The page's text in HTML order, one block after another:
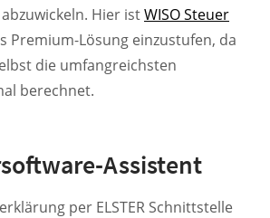
Hier istWISO Steuer
Premium-Lösung einzustufen, da
die umfangreichsten
berechnet.
Assistent
per ELSTER Schnittstelle